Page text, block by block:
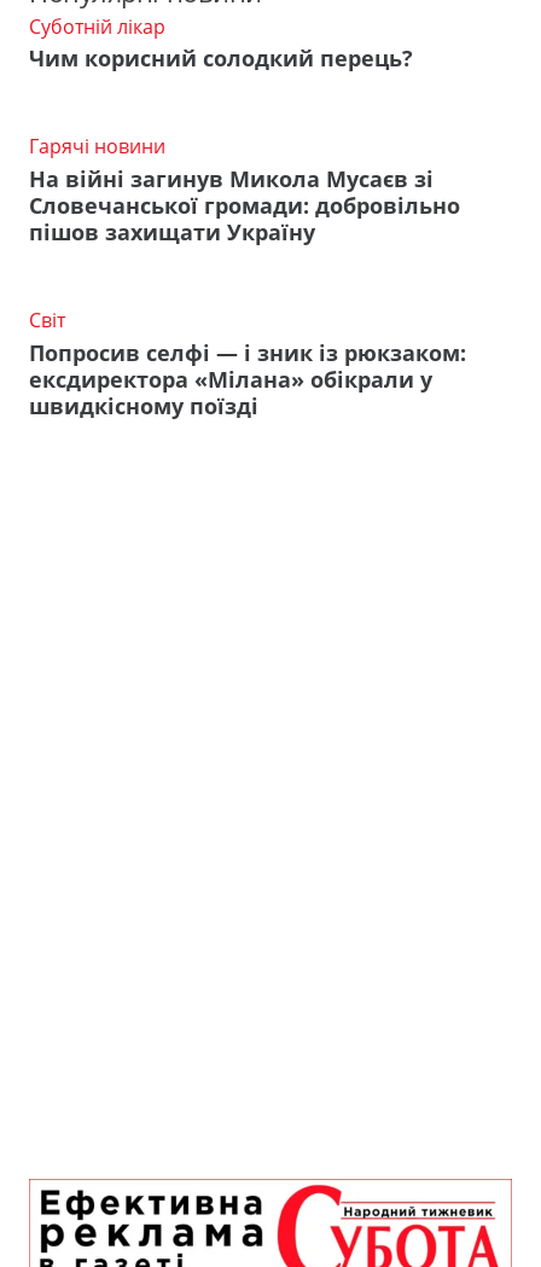
Суботній лікар
Чим корисний солодкий перець?
Гарячі новини
На війні загинув Микола Мусаєв зі
Словечанської громади: добровільно
пішов захищати Україну
Світ
Попросив селфі — і зник із рюкзаком:
ексдиректора «Мілана» обікрали у
швидкісному поїзді